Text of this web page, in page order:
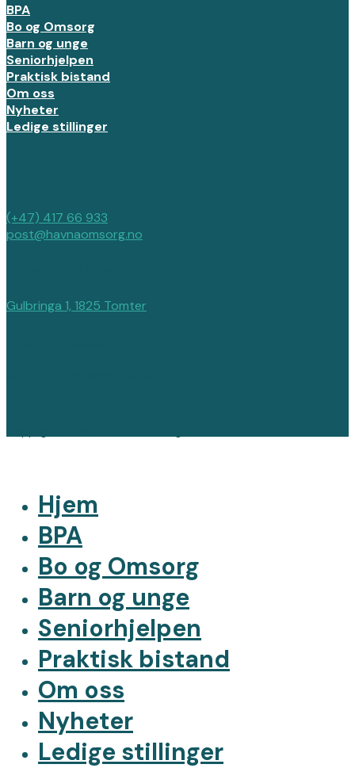
BPA
Bo og Omsorg
Barn og unge
Seniorhjelpen
Praktisk bistand
Om oss
Nyheter
Ledige stillinger
(+47) 417 66 933
post@havnaomsorg.no
Gulbringa 1, 1825 Tomter
Hjem
BPA
Bo og Omsorg
Barn og unge
Seniorhjelpen
Praktisk bistand
Om oss
Nyheter
Ledige stillinger